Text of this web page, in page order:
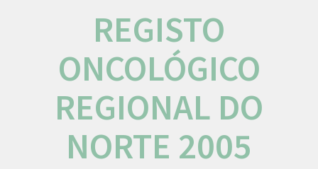
REGISTO
ONCOLÓGICO
REGIONAL DO
NORTE 2005